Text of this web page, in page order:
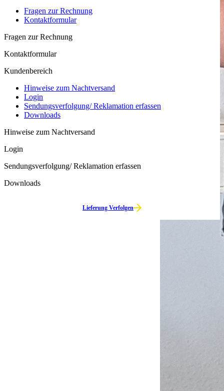
Fragen zur Rechnung
Kontaktformular
Fragen zur Rechnung
Kontaktformular
Kundenbereich
Hinweise zum Nachtversand
Login
Sendungs­verfolgung/ Reklamation erfassen
Downloads
Hinweise zum Nachtversand
Login
Sendungs­verfolgung/ Reklamation erfassen
Downloads
Lieferung Verfolgen